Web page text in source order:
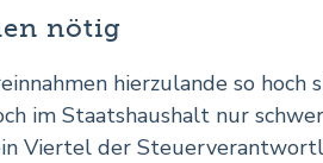
nötig
hierzulande so hoch
im Staatshaushalt nur
Viertel der